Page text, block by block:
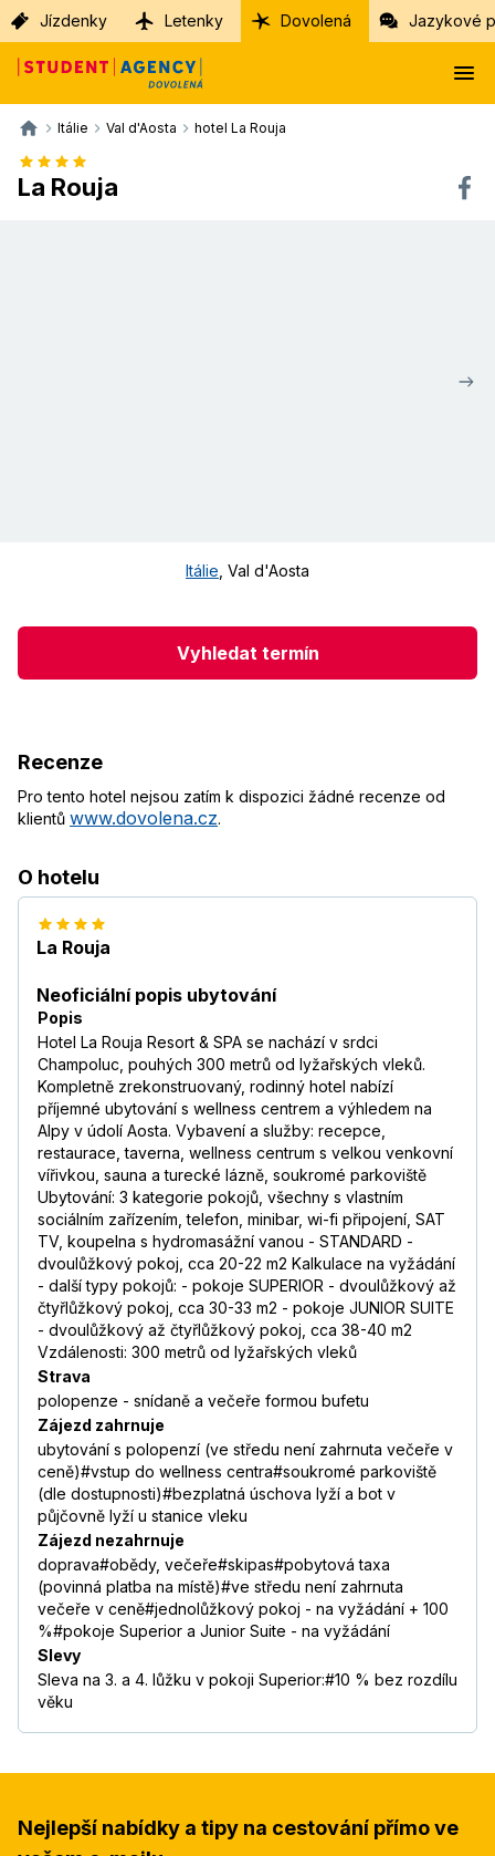
Jízdenky Letenky Dovolená Jazykové
Itálie Val d'Aosta hotel La Rouja
La Rouja
Itálie Val d'Aosta
Vyhledat termín
Recenze
Pro tento hotel nejsou zatím k dispozici žádné recenze od
klientů www.dovolena.cz.
O hotelu
La Rouja
Neoficiální popis ubytování
Popis
Hotel La Rouja Resort & SPA se nachází v srdci
Champoluc, pouhých 300 metrů od lyžařských vleků.
Kompletně zrekonstruovaný, rodinný hotel nabízí
příjemné ubytování s wellness centrem a výhledem na
Alpy v údolí Aosta. Vybavení a služby: recepce,
restaurace, taverna, wellness centrum s velkou venkovní
vířivkou, sauna a turecké lázně, soukromé parkoviště
Ubytování: 3 kategorie pokojů, všechny s vlastním
sociálním zařízením, telefon, minibar, wi-fi připojení, SAT
TV, koupelna s hydromasážní vanou - STANDARD -
dvoulůžkový pokoj, cca 20-22 m2 Kalkulace na vyžádání
- další typy pokojů: - pokoje SUPERIOR - dvoulůžkový až
čtyřlůžkový pokoj, cca 30-33 m2 - pokoje JUNIOR SUITE
- dvoulůžkový až čtyřlůžkový pokoj, cca 38-40 m2
Vzdálenosti: 300 metrů od lyžařských vleků
Strava
polopenze - snídaně a večeře formou bufetu
Zájezd zahrnuje
ubytování s polopenzí (ve středu není zahrnuta večeře v
ceně)#vstup do wellness centra#soukromé parkoviště
(dle dostupnosti)#bezplatná úschova lyží a bot v
půjčovně lyží u stanice vleku
Zájezd nezahrnuje
doprava#obědy, večeře#skipas#pobytová taxa
(povinná platba na místě)#ve středu není zahrnuta
večeře v ceně#jednolůžkový pokoj - na vyžádání + 100
%#pokoje Superior a Junior Suite - na vyžádání
Slevy
Sleva na 3. a 4. lůžku v pokoji Superior:#10 % bez rozdílu
věku
Nejlepší nabídky a tipy na cestování přímo ve